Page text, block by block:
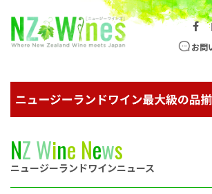
ニュージーランドワイ
お問
NZWine News
ニュージーランドワインニュース